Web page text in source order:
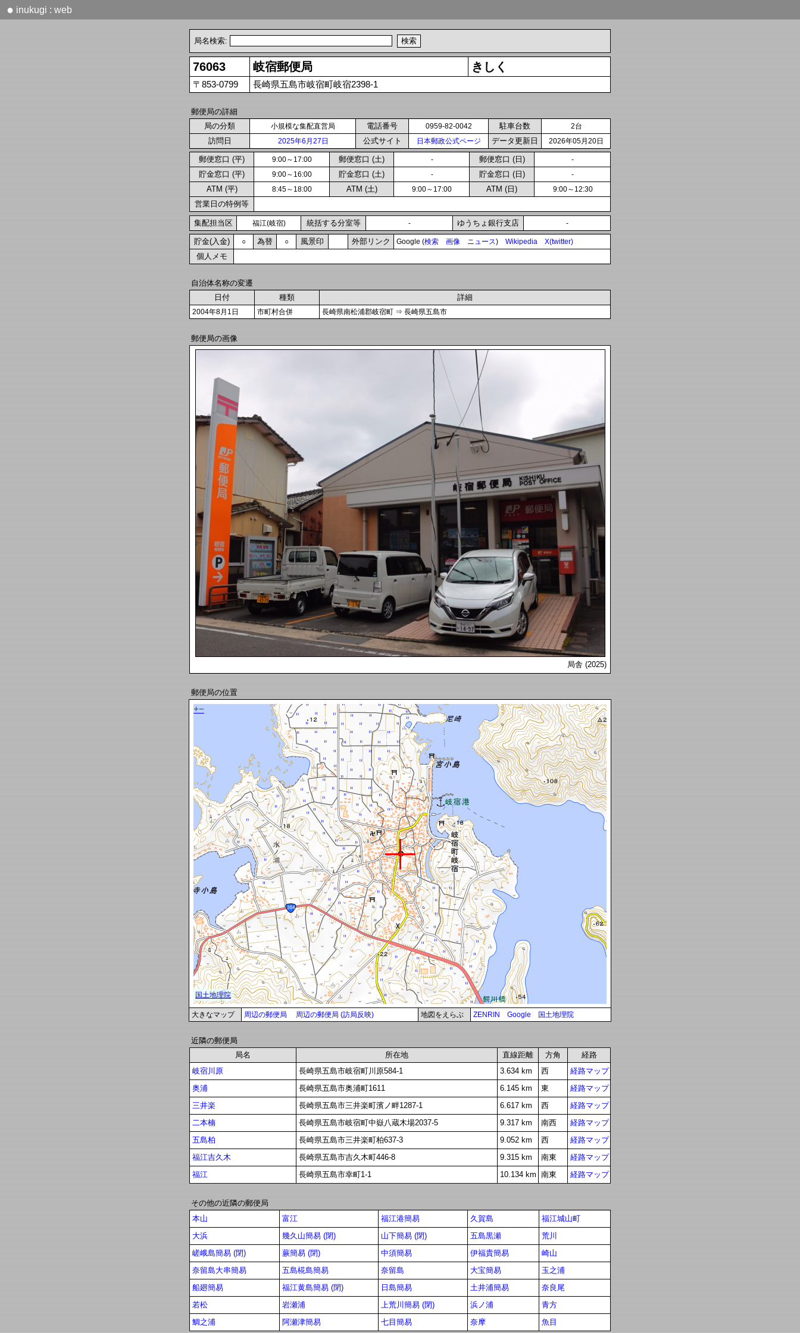
● inukugi : web
局名検索:
76063 岐宿郵便局 きしく
〒853-0799 長崎県五島市岐宿町岐宿2398-1
郵便局の詳細
局の分類
小規模な集配直営局 電話番号 0959-82-0042 駐車台数 2台
訪問日 2025年6月27日 公式サイト 日本郵政公式ページ データ更新日 2026年05月20日
郵便窓口 (平) 9:00～17:00 郵便窓口 (土) - 郵便窓口 (日) -
貯金窓口 (平) 9:00～16:00 貯金窓口 (土) - 貯金窓口 (日) -
ATM (平) 8:45～18:00 ATM (土) 9:00～17:00 ATM (日) 9:00～12:30
営業日の特例等
集配担当区 福江(岐宿) 統括する分室等 - ゆうちょ銀行支店 -
貯金(入金) ○ 為替 ○ 風景印 外部リンク Google (検索 画像 ニュース) Wikipedia X(twitter)
個人メモ
自治体名称の変遷
日付
種類 詳細
2004年8月1日 市町村合併 長崎県南松浦郡岐宿町 ⇒ 長崎県五島市
郵便局の画像
局舎 (2025)
郵便局の位置
大きなマップ 周辺の郵便局 周辺の郵便局 (訪局反映) 地図をえらぶ ZENRIN Google 国土地理院
近隣の郵便局
局名
所在地 直線距離 方角
経路
岐宿川原
長崎県五島市岐宿町川原584-1 3.634 km 西
経路マップ
奥浦
長崎県五島市奥浦町1611 6.145 km 東
経路マップ
三井楽
長崎県五島市三井楽町濱ノ畔1287-1 6.617 km 西
経路マップ
二本楠
長崎県五島市岐宿町中嶽八蔵木場2037-5 9.317 km 南西
経路マップ
五島柏
長崎県五島市三井楽町柏637-3 9.052 km 西
経路マップ
福江吉久木
長崎県五島市吉久木町446-8 9.315 km 南東
経路マップ
福江
長崎県五島市幸町1-1 10.134 km 南東 経路マップ
その他の近隣の郵便局
本山
富江 福江港簡易 久賀島
福江城山町
大浜
幾久山簡易 (閉) 山下簡易 (閉) 五島黒瀬
荒川
嵯峨島簡易 (閉)
蕨簡易 (閉) 中須簡易 伊福貴簡易
崎山
奈留島大串簡易
五島椛島簡易 奈留島 大宝簡易
玉之浦
船廻簡易
福江黄島簡易 (閉) 日島簡易 土井浦簡易
奈良尾
若松
岩瀬浦 上荒川簡易 (閉) 浜ノ浦
青方
鯛之浦
阿瀬津簡易 七目簡易 奈摩 魚目